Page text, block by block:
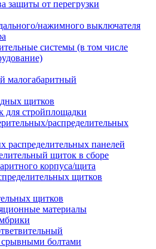
защиты от перегрузки
нажимного выключателя
системы (в том числе
малогабаритный
щитков
для стройплощадки
распределительных
распределительных панелей
щиток в сборе
корпуса/щита
щитков
щитков
материалы
срывными болтами